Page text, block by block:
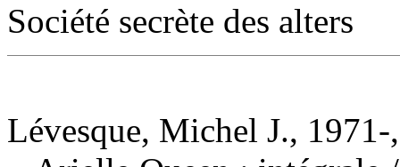
Société secrète des alters
Lévesque, Michel J., 1971-